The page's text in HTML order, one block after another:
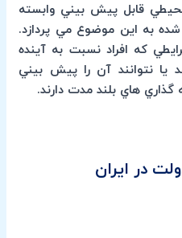
قابل پيش بيني وابسته
به اين موضوع مي پردازد.
كه افراد نسبت به آينده
يا نتوانند آن را پيش بيني
هاي بلند مدت دارند.
در ایران